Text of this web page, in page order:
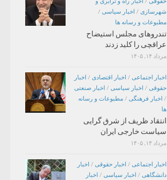
شهرسازی / اخبار سیاسی /
مطبوعات و رسانه ها
تندروهای مجلس استیضاح
عراقچی را کلید زدند
مرداد ۱۴, ۱۴۰۵
اخبار اجتماعی / اخبار اقتصادی / اخبار
حقوقی / اخبار سیاسی / اخبار صنعتی
/ اخبار فرهنگی / مطبوعات و رسانه
ها
انتقاد ظریف از شرق گرایی
سیاست خارجی ایران
مرداد ۱۴, ۱۴۰۵
اخبار اجتماعی / اخبار حقوقی / اخبار
دانشگاهی / اخبار سیاسی / اخبار